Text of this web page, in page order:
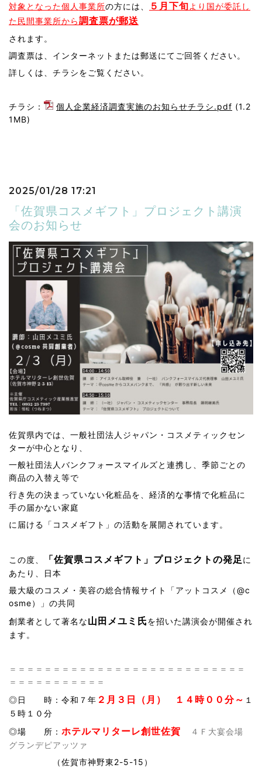
対象となった個人事業所の方には、 ５月下旬より国が委託し
た民間事業所から調査票が郵送
されます。
調査票は、インターネットまたは郵送にてご回答ください。
詳しくは、チラシをご覧ください。
チラシ： 個人企業経済調査実施のお知らせチラシ.pdf (1.2
1MB)
2025/01/28 17:21
「佐賀県コスメギフト」プロジェクト講演
会のお知らせ
佐賀県内では、一般社団法人ジャパン・コスメティックセン
ターが中心となり、
一般社団法人バンクフォースマイルズと連携し、季節ごとの
商品の入替え等で
行き先の決まっていない化粧品を、経済的な事情で化粧品に
手の届かない家庭
に届ける「コスメギフト」の活動を展開されています。
この度、 「佐賀県コスメギフト」プロジェクトの発足に
あたり、日本
最大級のコスメ・美容の総合情報サイト「アットコスメ（@c
osme）」の共同
創業者として著名な山田メユミ氏を招いた講演会が開催され
ます。
＝＝＝＝＝＝＝＝＝＝＝＝＝＝＝＝＝＝＝＝＝＝＝＝＝＝＝
＝＝＝＝＝＝＝＝＝＝＝
◎日 時：令和７年 ２月３日（月） １４時００分～ １
５時１０分
◎場 所： ホテルマリターレ創世佐賀
４Ｆ大宴会場
グランデピアッツァ
（佐賀市神野東2-5-15）